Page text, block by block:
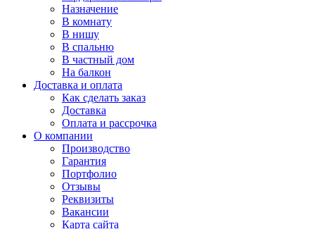
Назначение
В комнату
В нишу
В спальню
В частный дом
На балкон
Доставка и оплата
Как сделать заказ
Доставка
Оплата и рассрочка
О компании
Производство
Гарантия
Портфолио
Отзывы
Реквизиты
Вакансии
Карта сайта